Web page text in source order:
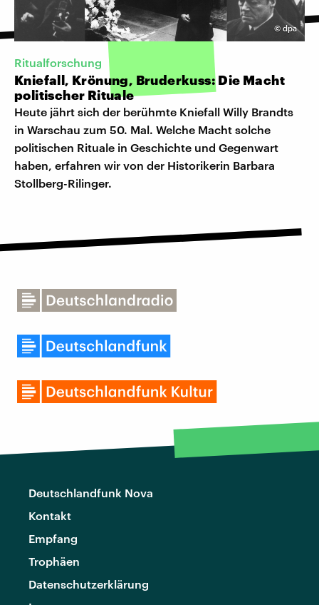
© dpa
Ritualforschung
Kniefall, Krönung, Bruderkuss: Die Macht
politischer Rituale
Heute jährt sich der berühmte Kniefall Willy Brandts
in Warschau zum 50. Mal. Welche Macht solche
politischen Rituale in Geschichte und Gegenwart
haben, erfahren wir von der Historikerin Barbara
Stollberg-Rilinger.
Deutschlandfunk Nova
Kontakt
Empfang
Trophäen
Datenschutzerklärung